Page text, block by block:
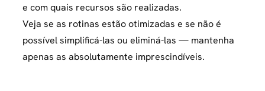
e com quais recursos são realizadas.
Veja se as rotinas estão otimizadas e se não é
possível simplificá-las ou eliminá-las — mantenha
apenas as absolutamente imprescindíveis.